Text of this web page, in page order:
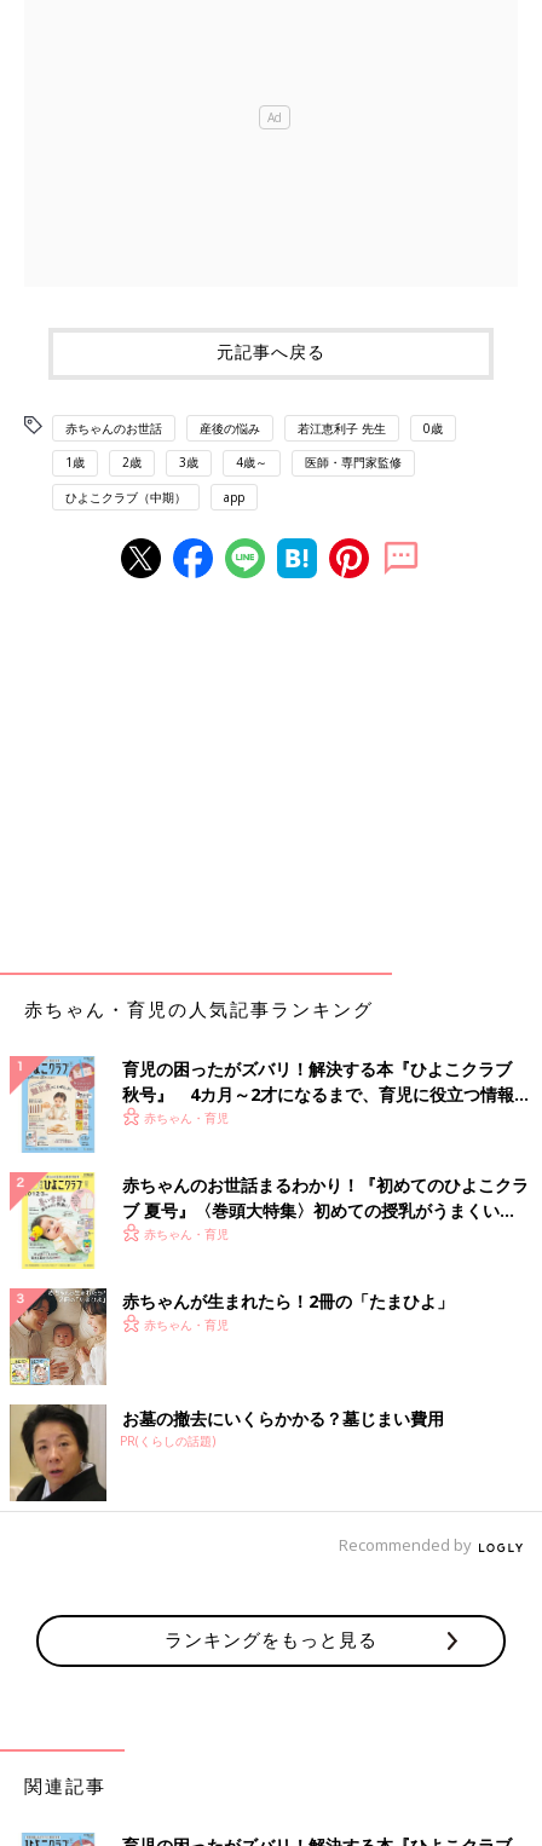
元記事へ戻る
赤ちゃんのお世話 産後の悩み 若江恵利子 先生 0歳
1歳 2歳 3歳 4歳～ 医師・専門家監修
ひよこクラブ（中期） app
赤ちゃん・育児の人気記事ランキング
育児の困ったがズバリ！解決する本『ひよこクラブ
秋号』 4カ月～2才になるまで、育児に役立つ情報が
いっぱい！
赤ちゃん・育児
赤ちゃんのお世話まるわかり！『初めてのひよこクラ
ブ 夏号』〈巻頭大特集〉初めての授乳がうまくい
く！ おっぱい・ミルクの基本と夏のトラブル 解決テ
赤ちゃん・育児
赤ちゃんが生まれたら！2冊の「たまひよ」
赤ちゃん・育児
お墓の撤去にいくらかかる？墓じまい費用
PR(くらしの話題)
Recommended by
ランキングをもっと見る
関連記事